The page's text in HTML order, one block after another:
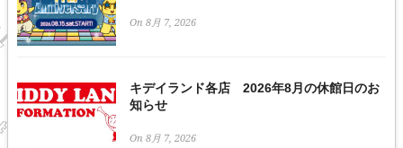
On 8月 7, 2026
キデイランド各店 2026年8月の休館日のお
知らせ
On 8月 7, 2026